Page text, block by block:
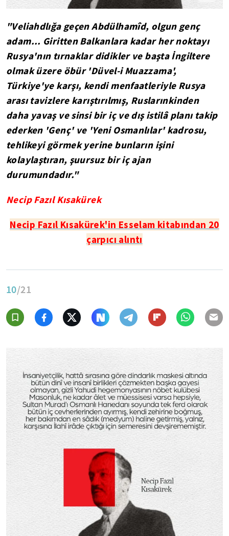
"Veliahdlığa geçen Abdülhamîd, olgun genç
adam... Giritten Balkanlara kadar her noktayı
Rusya'nın tırnaklar didikler ve başta İngiltere
olmak üzere öbür 'Düvel-i Muazzama',
Türkiye'ye karşı, kendi menfaatleriyle Rusya
arası tavizlere karıştırılmış, Ruslarınkinden
daha yavaş ve sinsi bir iç ve dış istilâ planı takip
ederken 'Genç' ve 'Yeni Osmanlılar' kadrosu,
tehlikeyi görmek yerine bunların işini
kolaylaştıran, şuursuz bir iç ajan
durumundadır."
Necip Fazıl Kısakürek
Necip Fazıl Kısakürek'in Esselam kitabından 20
çarpıcı alıntı
10/21